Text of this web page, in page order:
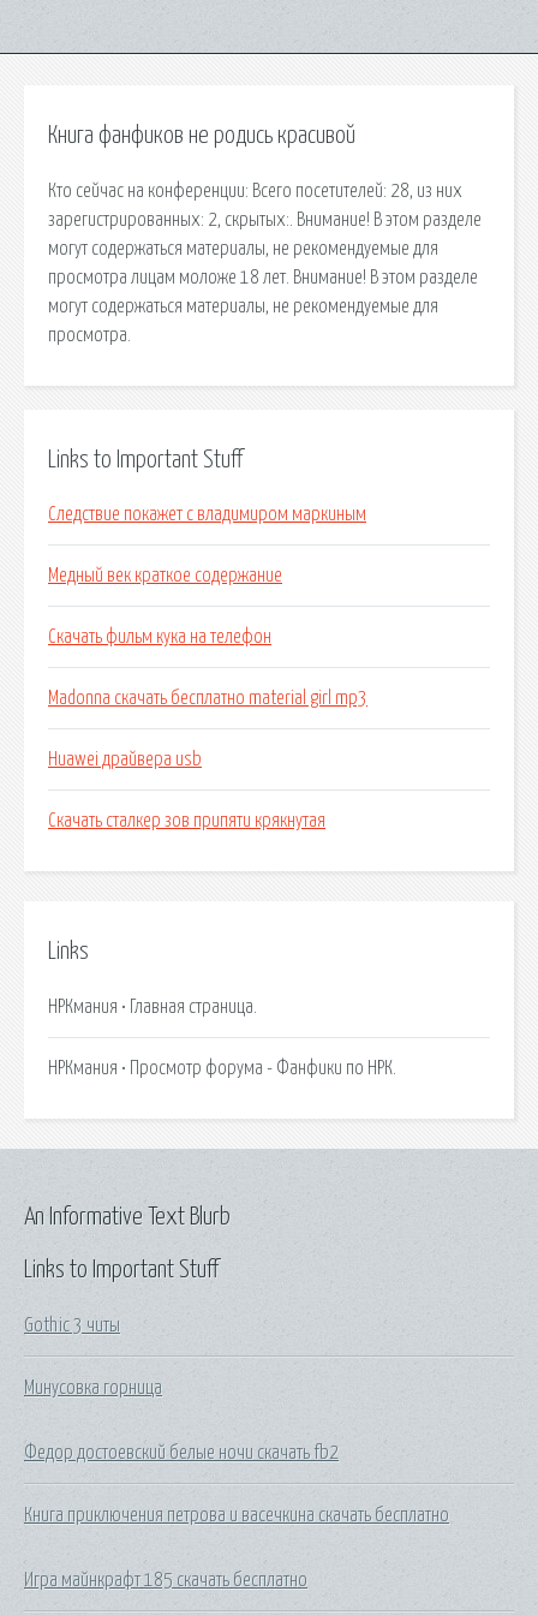
Книга фанфиков не родись красивой
Кто сейчас на конференции: Всего посетителей: 28, из них
зарегистрированных: 2, скрытых:. Внимание! В этом разделе
могут содержаться материалы, не рекомендуемые для
просмотра лицам моложе 18 лет. Внимание! В этом разделе
могут содержаться материалы, не рекомендуемые для
просмотра.
Links to Important Stuff
Следствие покажет с владимиром маркиным
Медный век краткое содержание
Скачать фильм кука на телефон
Madonna скачать бесплатно material girl mp3
Huawei драйвера usb
Скачать сталкер зов припяти крякнутая
Links
НРКмания • Главная страница.
НРКмания • Просмотр форума - Фанфики по НРК.
Links to Important Stuff
Gothic 3 читы
Минусовка горница
Федор достоевский белые ночи скачать fb2
Книга приключения петрова и васечкина скачать бесплатно
Игра майнкрафт 185 скачать бесплатно
An Informative Text Blurb